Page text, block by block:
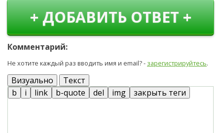
+ ДОБАВИТЬ ОТВЕТ +
Комментарий:
Не хотите каждый раз вводить имя и email? - зарегистрируйтесь.
Визуально Текст